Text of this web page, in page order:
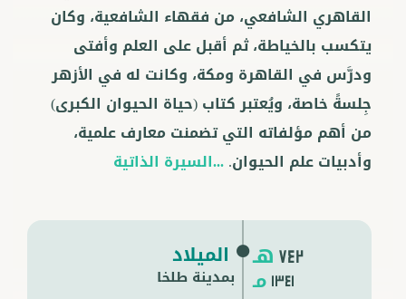
القاهري الشافعي، من فقهاء الشافعية، وكان
يتكسب بالخياطة، ثم أقبل على العلم وأفتى
ودرَّس في القاهرة ومكة، وكانت له في الأزهر
جِلسةً خاصة، ويُعتبر كتاب (حياة الحيوان الكبرى)
من أهم مؤلفاته التي تضمنت معارف علمية،
وأدبيات علم الحيوان....السيرة الذاتية
هـ 742
مـ 1341
الميلاد
بمدينة طلخا